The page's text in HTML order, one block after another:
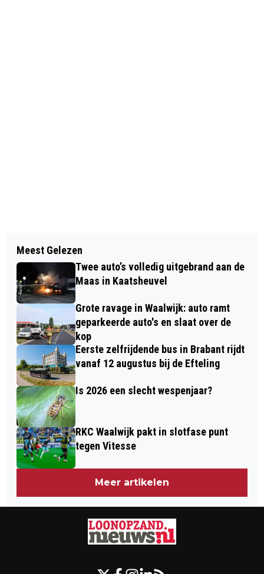
SEP BIERKENS NIEUWE HEAD OF
PERFORMANCE BIJ RKC WAALWIJK
ORGANISATIE KENNEDYMARS VAN DE
LANGSTRAAT VRAAGT VERGUNNING
OFFICIEEL AAN
Meest Gelezen
Twee auto’s volledig uitgebrand aan de
Maas in Kaatsheuvel
Grote ravage in Waalwijk: auto ramt
geparkeerde auto's en slaat over de
kop
Eerste zelfrijdende bus in Brabant rijdt
vanaf 12 augustus bij de Efteling
Is 2026 een slecht wespenjaar?
RKC Waalwijk pakt in slotfase punt
tegen Vitesse
Meer artikelen